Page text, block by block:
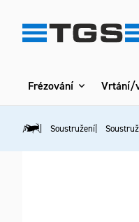
obsah
Frézování Vrtání/
Domů Soustružení